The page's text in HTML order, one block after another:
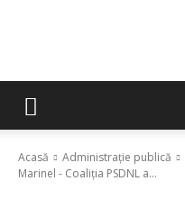
Acasă Administrație publică
Marinel - Coaliția PSDNL a...